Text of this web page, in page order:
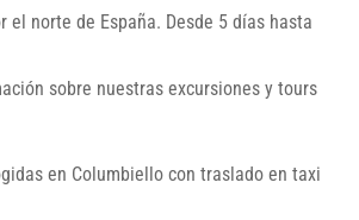
el norte de España. Desde 5 días hasta
sobre nuestras excursiones y tours
en Columbiello con traslado en taxi